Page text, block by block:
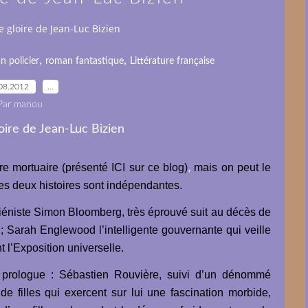
gloire de Jean-Luc Bizien
policier, roman fantastique, Littérature française
manou
mortuaire (présenté ICI sur ce blog), mais on peut le
deux histoires sont indépendantes.
Simon Bloomberg, très éprouvé suit au décès de
Sarah Englewood l’intelligente gouvernante qui veille
l’Exposition universelle.
: Sébastien Rouvière, suivi d’un dénommé
filles qui exercent sur lui une fascination morbide,